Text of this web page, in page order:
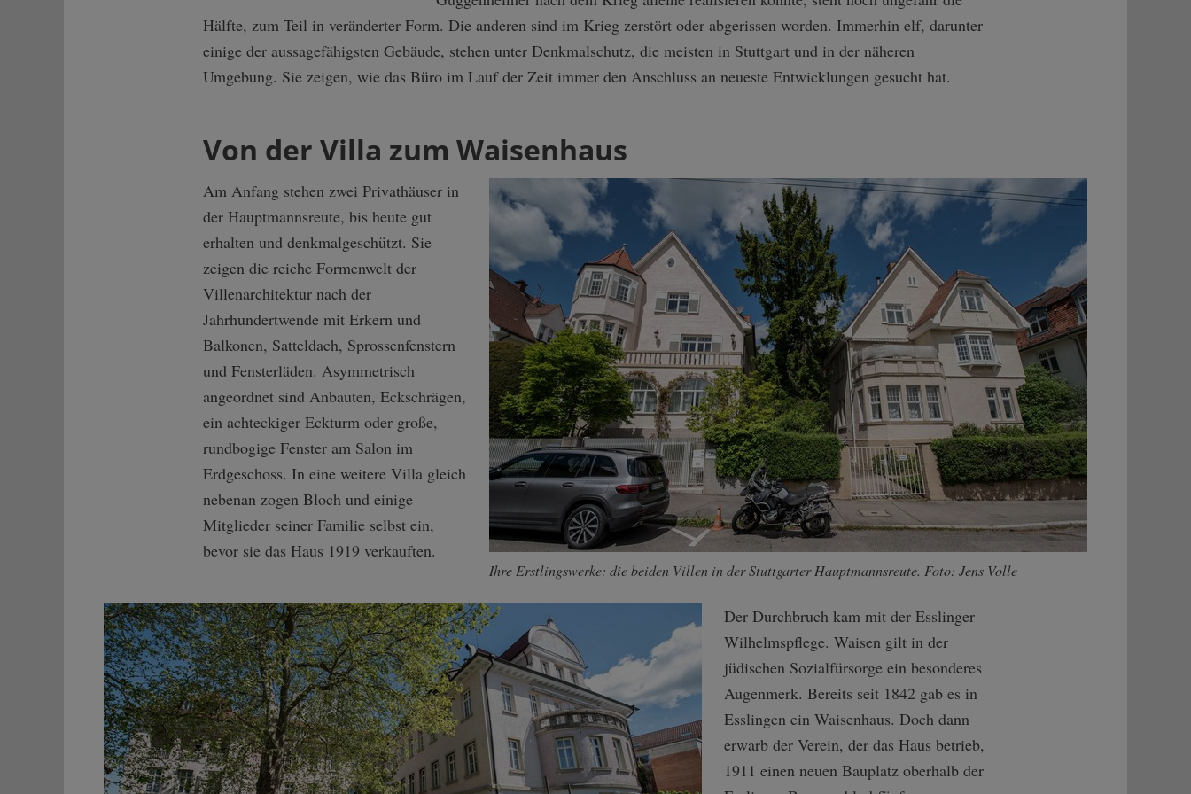
Hälfte, zum Teil in veränderter Form. Die anderen sind im Krieg zerstört oder abgerissen worden. Immerhin elf, darunter
einige der aussagefähigsten Gebäude, stehen unter Denkmalschutz, die meisten in Stuttgart und in der näheren
Umgebung. Sie zeigen, wie das Büro im Lauf der Zeit immer den Anschluss an neueste Entwicklungen gesucht hat.
Von der Villa zum Waisenhaus
Ihre Erstlingswerke: die beiden Villen in der Stuttgarter Hauptmannsreute. Foto: Jens Volle
Am Anfang stehen zwei Privathäuser in
der Hauptmannsreute, bis heute gut
erhalten und denkmalgeschützt. Sie
zeigen die reiche Formenwelt der
Villenarchitektur nach der
Jahrhundertwende mit Erkern und
Balkonen, Satteldach, Sprossenfenstern
und Fensterläden. Asymmetrisch
angeordnet sind Anbauten, Eckschrägen,
ein achteckiger Eckturm oder große,
rundbogige Fenster am Salon im
Erdgeschoss. In eine weitere Villa gleich
nebenan zogen Bloch und einige
Mitglieder seiner Familie selbst ein,
bevor sie das Haus 1919 verkauften.
Der Durchbruch kam mit der Esslinger
Wilhelmspflege. Waisen gilt in der
jüdischen Sozialfürsorge ein besonderes
Augenmerk. Bereits seit 1842 gab es in
Esslingen ein Waisenhaus. Doch dann
erwarb der Verein, der das Haus betrieb,
1911 einen neuen Bauplatz oberhalb der